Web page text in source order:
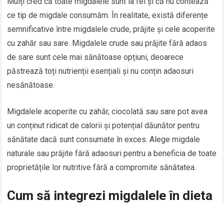
ce tip de migdale consumăm. În realitate, există diferențe
semnificative între migdalele crude, prăjite și cele acoperite
cu zahăr sau sare. Migdalele crude sau prăjite fără adaos
de sare sunt cele mai sănătoase opțiuni, deoarece
păstrează toți nutrienții esențiali și nu conțin adaosuri
nesănătoase.
Migdalele acoperite cu zahăr, ciocolată sau sare pot avea
un conținut ridicat de calorii și potențial dăunător pentru
sănătate dacă sunt consumate în exces. Alege migdale
naturale sau prăjite fără adaosuri pentru a beneficia de toate
proprietățile lor nutritive fără a compromite sănătatea.
Cum să integrezi migdalele în dieta